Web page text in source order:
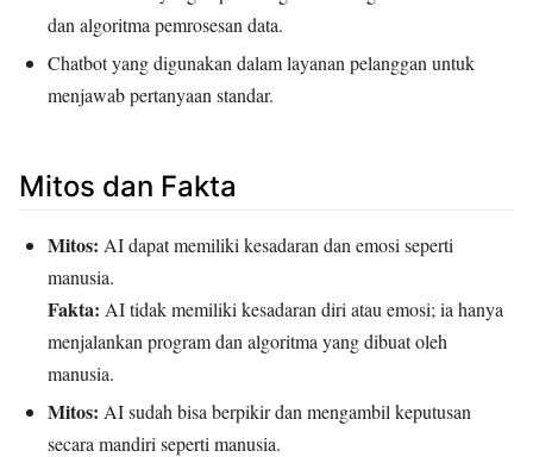
dan algoritma pemrosesan data.
Chatbot yang digunakan dalam layanan pelanggan untuk
menjawab pertanyaan standar.
Mitos dan Fakta
Mitos: AI dapat memiliki kesadaran dan emosi seperti
manusia.
Fakta: AI tidak memiliki kesadaran diri atau emosi; ia hanya
menjalankan program dan algoritma yang dibuat oleh
manusia.
Mitos: AI sudah bisa berpikir dan mengambil keputusan
secara mandiri seperti manusia.